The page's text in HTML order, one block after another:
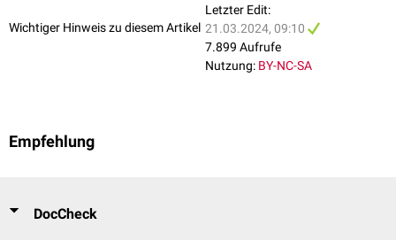
Wichtiger Hinweis zu diesem Artikel
Letzter Edit:
21.03.2024, 09:10
7.899 Aufrufe
Nutzung: BY-NC-SA
Empfehlung
DocCheck